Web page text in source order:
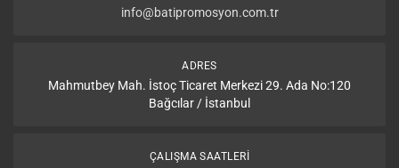
info@batipromosyon.com.tr
ADRES
Mahmutbey Mah. İstoç Ticaret Merkezi 29. Ada No:120
Bağcılar / İstanbul
ÇALIŞMA SAATLERI